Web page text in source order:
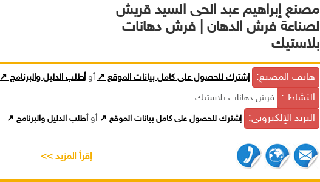
مصنع إبراهيم عبد الحى السيد قريش
لصناعة فرش الدهان | فرش دهانات
بلاستيك
هاتف المصنع: إشترك للحصول على كامل بيانات الموقع ↗ أوأطلب الدليل والبرنامج ↗
النشاط : فرش دهانات بلاستيك
البريد الإلكترونى: إشترك للحصول على كامل بيانات الموقع ↗ أوأطلب الدليل والبرنامج ↗
إقرأ المزيد >>